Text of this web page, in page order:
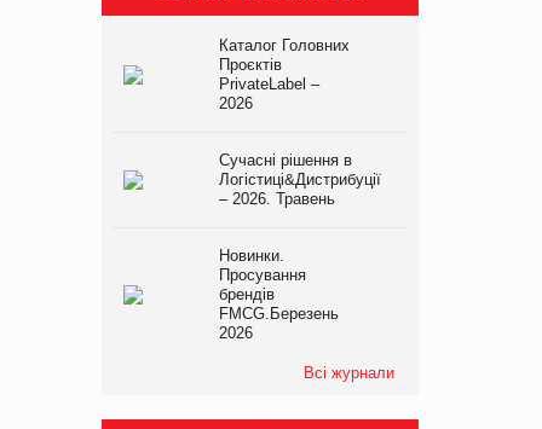
Каталог Головних
Проєктів
PrivateLabel –
2026
Сучасні рішення в
Логістиці&Дистрибуції
– 2026. Травень
Новинки.
Просування
брендів
FMCG.Березень
2026
Всі журнали